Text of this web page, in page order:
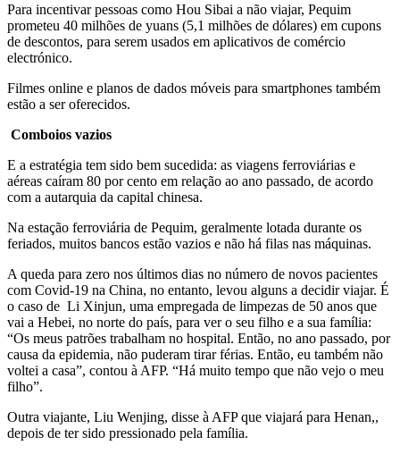
Para incentivar pessoas como Hou Sibai a não viajar, Pequim
prometeu 40 milhões de yuans (5,1 milhões de dólares) em cupons
de descontos, para serem usados em aplicativos de comércio
electrónico.
Filmes online e planos de dados móveis para smartphones também
estão a ser oferecidos.
Comboios vazios
E a estratégia tem sido bem sucedida: as viagens ferroviárias e
aéreas caíram 80 por cento em relação ao ano passado, de acordo
com a autarquia da capital chinesa.
Na estação ferroviária de Pequim, geralmente lotada durante os
feriados, muitos bancos estão vazios e não há filas nas máquinas.
A queda para zero nos últimos dias no número de novos pacientes
com Covid-19 na China, no entanto, levou alguns a decidir viajar. É
o caso de Li Xinjun, uma empregada de limpezas de 50 anos que
vai a Hebei, no norte do país, para ver o seu filho e a sua família:
“Os meus patrões trabalham no hospital. Então, no ano passado, por
causa da epidemia, não puderam tirar férias. Então, eu também não
voltei a casa”, contou à AFP. “Há muito tempo que não vejo o meu
filho”.
Outra viajante, Liu Wenjing, disse à AFP que viajará para Henan,,
depois de ter sido pressionado pela família.